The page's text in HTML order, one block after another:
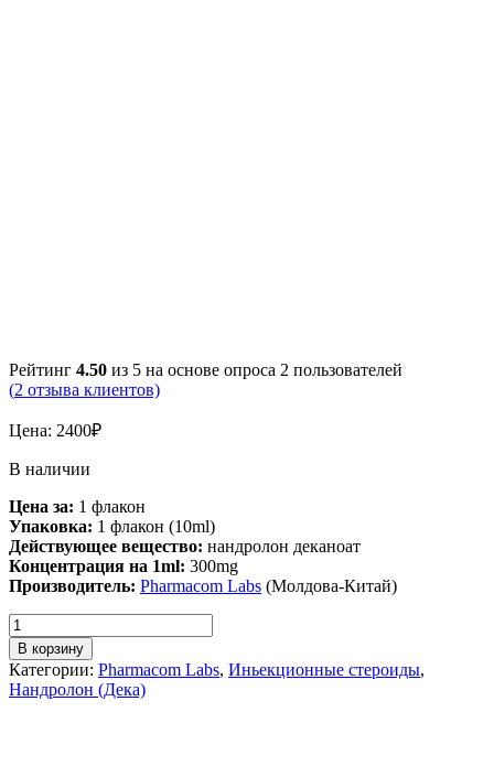
Рейтинг 4.50 из 5 на основе опроса 2 пользователей
(2 отзыва клиентов)
Цена: 2400₽
В наличии
Цена за: 1 флакон
Упаковка: 1 флакон (10ml)
Действующее вещество: нандролон деканоат
Концентрация на 1ml: 300mg
Производитель: Pharmacom Labs (Молдова-Китай)
В корзину
Категории: Pharmacom Labs, Иньекционные стероиды,
Нандролон (Дека)